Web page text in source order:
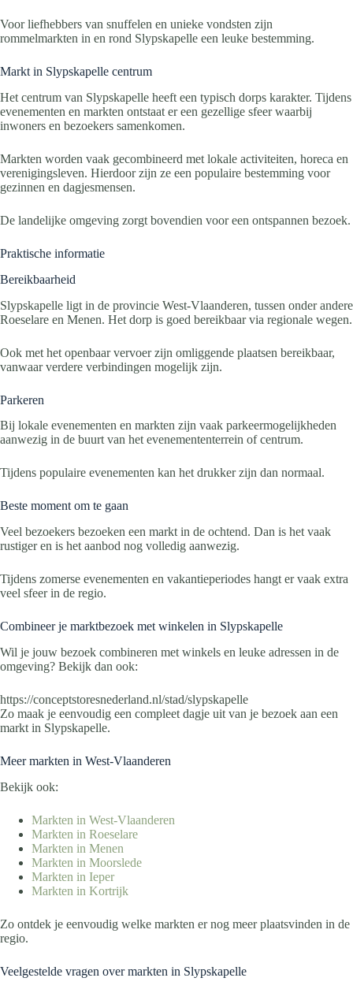
Voor liefhebbers van snuffelen en unieke vondsten zijn
rommelmarkten in en rond Slypskapelle een leuke bestemming.
Markt in Slypskapelle centrum
Het centrum van Slypskapelle heeft een typisch dorps karakter. Tijdens
evenementen en markten ontstaat er een gezellige sfeer waarbij
inwoners en bezoekers samenkomen.
Markten worden vaak gecombineerd met lokale activiteiten, horeca en
verenigingsleven. Hierdoor zijn ze een populaire bestemming voor
gezinnen en dagjesmensen.
De landelijke omgeving zorgt bovendien voor een ontspannen bezoek.
Praktische informatie
Bereikbaarheid
Slypskapelle ligt in de provincie West-Vlaanderen, tussen onder andere
Roeselare en Menen. Het dorp is goed bereikbaar via regionale wegen.
Ook met het openbaar vervoer zijn omliggende plaatsen bereikbaar,
vanwaar verdere verbindingen mogelijk zijn.
Parkeren
Bij lokale evenementen en markten zijn vaak parkeermogelijkheden
aanwezig in de buurt van het evenemententerrein of centrum.
Tijdens populaire evenementen kan het drukker zijn dan normaal.
Beste moment om te gaan
Veel bezoekers bezoeken een markt in de ochtend. Dan is het vaak
rustiger en is het aanbod nog volledig aanwezig.
Tijdens zomerse evenementen en vakantieperiodes hangt er vaak extra
veel sfeer in de regio.
Combineer je marktbezoek met winkelen in Slypskapelle
Wil je jouw bezoek combineren met winkels en leuke adressen in de
omgeving? Bekijk dan ook:
https://conceptstoresnederland.nl/stad/slypskapelle
Zo maak je eenvoudig een compleet dagje uit van je bezoek aan een
markt in Slypskapelle.
Meer markten in West-Vlaanderen
Bekijk ook:
Markten in West-Vlaanderen
Markten in Roeselare
Markten in Menen
Markten in Moorslede
Markten in Ieper
Markten in Kortrijk
Zo ontdek je eenvoudig welke markten er nog meer plaatsvinden in de
regio.
Veelgestelde vragen over markten in Slypskapelle